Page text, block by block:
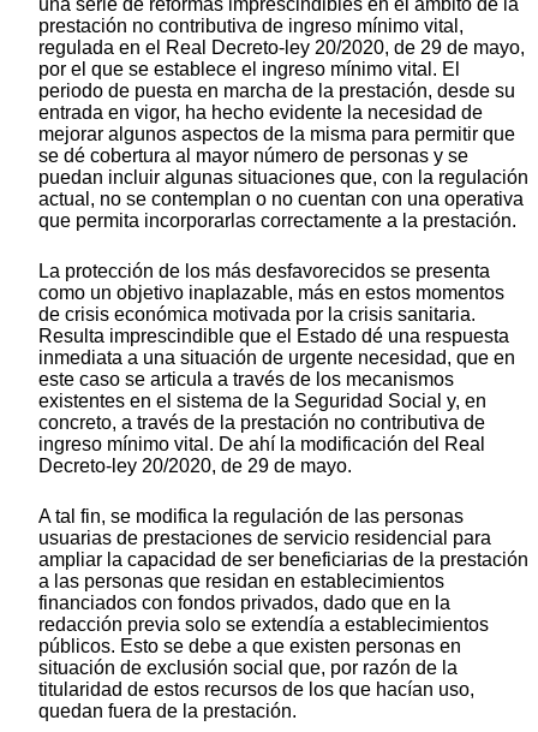
una serie de reformas imprescindibles en el ámbito de la
prestación no contributiva de ingreso mínimo vital,
regulada en el Real Decreto-ley 20/2020, de 29 de mayo,
por el que se establece el ingreso mínimo vital. El
periodo de puesta en marcha de la prestación, desde su
entrada en vigor, ha hecho evidente la necesidad de
mejorar algunos aspectos de la misma para permitir que
se dé cobertura al mayor número de personas y se
puedan incluir algunas situaciones que, con la regulación
actual, no se contemplan o no cuentan con una operativa
que permita incorporarlas correctamente a la prestación.
La protección de los más desfavorecidos se presenta
como un objetivo inaplazable, más en estos momentos
de crisis económica motivada por la crisis sanitaria.
Resulta imprescindible que el Estado dé una respuesta
inmediata a una situación de urgente necesidad, que en
este caso se articula a través de los mecanismos
existentes en el sistema de la Seguridad Social y, en
concreto, a través de la prestación no contributiva de
ingreso mínimo vital. De ahí la modificación del Real
Decreto-ley 20/2020, de 29 de mayo.
A tal fin, se modifica la regulación de las personas
usuarias de prestaciones de servicio residencial para
ampliar la capacidad de ser beneficiarias de la prestación
a las personas que residan en establecimientos
financiados con fondos privados, dado que en la
redacción previa solo se extendía a establecimientos
públicos. Esto se debe a que existen personas en
situación de exclusión social que, por razón de la
titularidad de estos recursos de los que hacían uso,
quedan fuera de la prestación.